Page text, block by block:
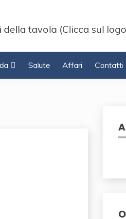
tavola (Clicca sul
Salute Affari Contatti